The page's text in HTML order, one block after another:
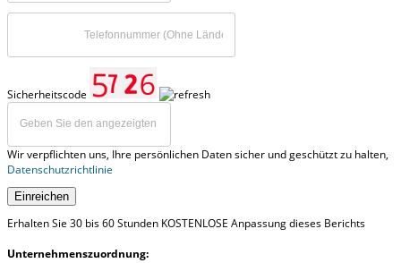
Sicherheitscode
Wir verpflichten uns, Ihre persönlichen Daten sicher und geschützt zu halten,
Datenschutzrichtlinie
Einreichen
Erhalten Sie 30 bis 60 Stunden KOSTENLOSE Anpassung dieses Berichts
Unternehmenszuordnung: